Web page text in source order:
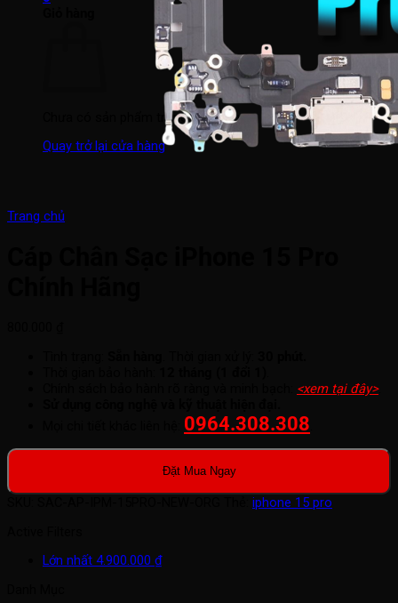
Chưa có sản phẩm trong giỏ hàng.
Quay trở lại cửa hàng
Trang chủ
<xem tại đây>.
0964.308.308
Đặt Mua Ngay
iphone 15 pro
Lớn nhất 4.900.000 ₫